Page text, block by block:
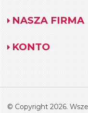
NASZA FIRMA
KONTO
© Copyright 2026.